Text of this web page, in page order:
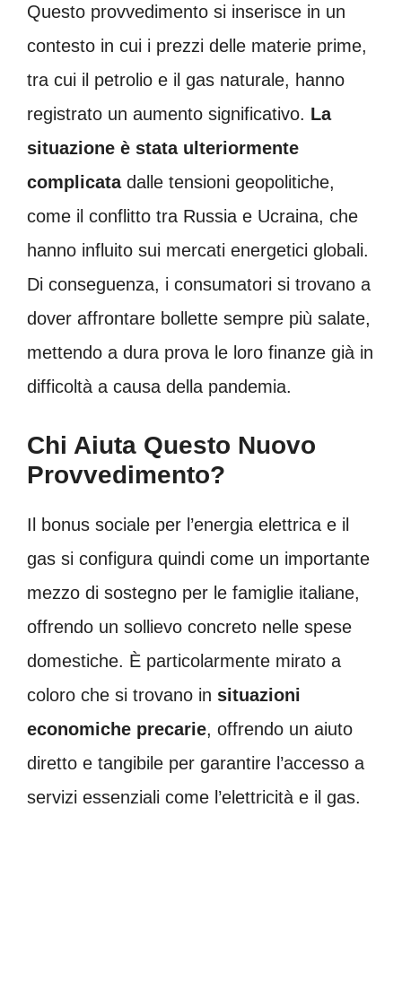
Questo provvedimento si inserisce in un
contesto in cui i prezzi delle materie prime,
tra cui il petrolio e il gas naturale, hanno
registrato un aumento significativo. La
situazione è stata ulteriormente
complicatadalle tensioni geopolitiche,
come il conflitto tra Russia e Ucraina, che
hanno influito sui mercati energetici globali.
Di conseguenza, i consumatori si trovano a
dover affrontare bollette sempre più salate,
mettendo a dura prova le loro finanze già in
difficoltà a causa della pandemia.
Chi Aiuta Questo Nuovo
Provvedimento?
Il bonus sociale per l’energia elettrica e il
gas si configura quindi come un importante
mezzo di sostegno per le famiglie italiane,
offrendo un sollievo concreto nelle spese
domestiche. È particolarmente mirato a
coloro che si trovano in situazioni
economiche precarie, offrendo un aiuto
diretto e tangibile per garantire l’accesso a
servizi essenziali come l’elettricità e il gas.